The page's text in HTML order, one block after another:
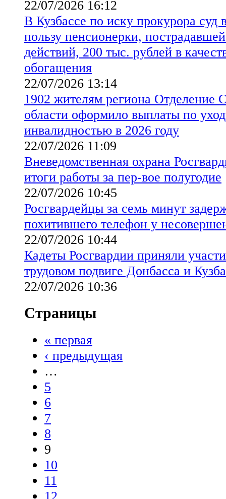
22/07/2026 16:12
В Кузбассе по иску прокурора суд
пользу пенсионерки,
действий, 200 тыс. рублей в
обогащения
22/07/2026 13:14
1902 жителям региона Отделение
области оформило выплаты по
инвалидностью в 2026 году
22/07/2026 11:09
Вневедомственная охрана
итоги работы за пер-вое полугодие
22/07/2026 10:45
Росгвардейцы за семь минут
похитившего телефон у
22/07/2026 10:44
Кадеты Росгвардии приняли
трудовом подвиге Донбасса и
22/07/2026 10:36
Страницы
« первая
‹ предыдущая
…
5
6
7
8
9
10
11
12